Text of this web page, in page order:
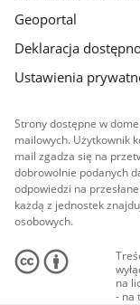
Geoportal
Deklaracja
Ustawienia
Strony dostępne w
mailowych. Użytkownik
mail zgadza się na
dobrowolnie podanych
odpowiedzi na
każdą z jednostek
osobowych.
na
- na